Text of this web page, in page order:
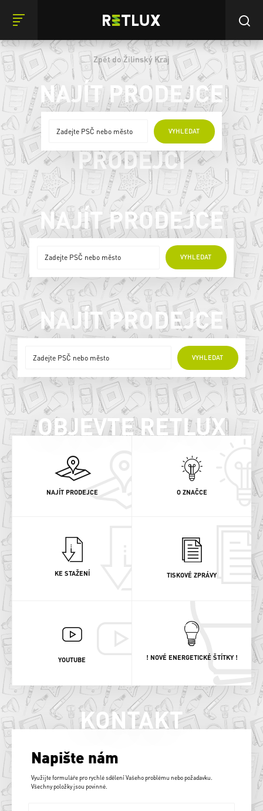
Zpět do Žilinský Kraj
NAJÍT PRODEJCE
VYHLEDAT
ONLINE
PRODEJCI
NAJÍT PRODEJCE
VYHLEDAT
ONLINE PRODEJCI
NAJÍT PRODEJCE
VYHLEDAT
ONLINE PRODEJCI
OBJEVTE RETLUX
NAJÍT PRODEJCE O ZNAČCE
KE STAŽENÍ TISKOVÉ ZPRÁVY
YOUTUBE ! NOVÉ ENERGETICKÉ ŠTÍTKY !
KONTAKT
Napište nám
Využijte formuláře pro rychlé sdělení Vašeho problému nebo požadavku.
Všechny položky jsou povinné.